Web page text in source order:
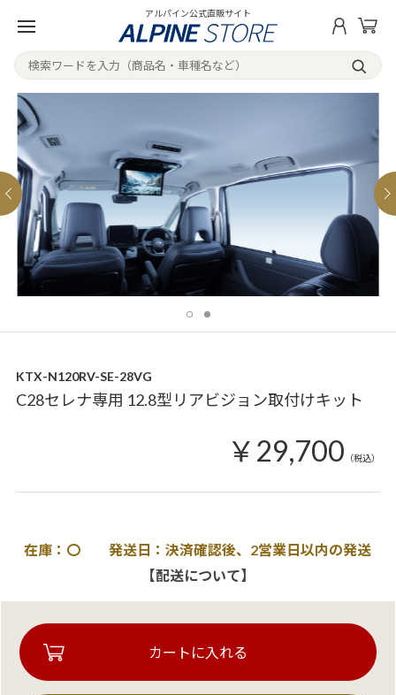
アルパイン公式直販サイト
KTX-N120RV-SE-28VG
C28セレナ専用 12.8型リアビジョン取付けキット
￥29,700 （税込）
在庫：〇 発送日：決済確認後、2営業日以内の発送
【配送について】